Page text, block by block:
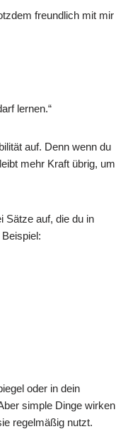
freundlich mit mir
lernen.“
auf. Denn wenn du
mehr Kraft übrig, um
Sätze auf, die du in
oder in dein
simple Dinge wirken
regelmäßig nutzt.